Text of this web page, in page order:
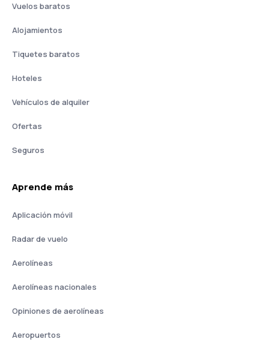
Vuelos baratos
Alojamientos
Tiquetes baratos
Hoteles
Vehículos de alquiler
Ofertas
Seguros
Aprende más
Aplicación móvil
Radar de vuelo
Aerolíneas
Aerolíneas nacionales
Opiniones de aerolíneas
Aeropuertos